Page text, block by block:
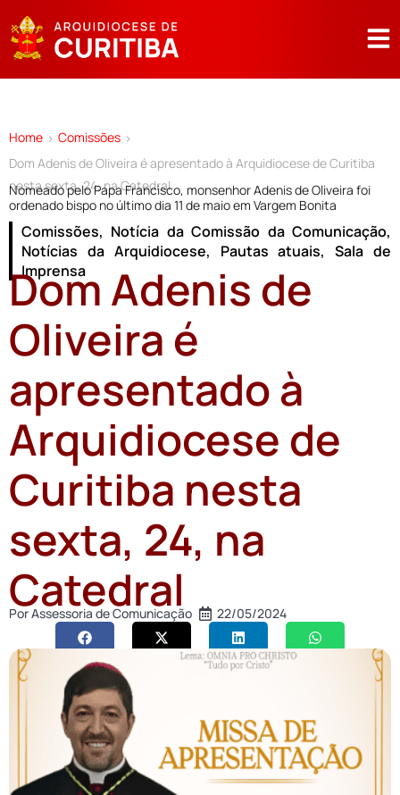
Home > Comissões >
Dom Adenis de Oliveira é apresentado à Arquidiocese de Curitiba
nesta sexta, 24, na Catedral
Nomeado pelo Papa Francisco, monsenhor Adenis de Oliveira foi
ordenado bispo no último dia 11 de maio em Vargem Bonita
Comissões, Notícia da Comissão da Comunicação,
Notícias da Arquidiocese, Pautas atuais,Sala de
Imprensa
Dom Adenis de
Oliveira é
apresentado à
Arquidiocese de
Curitiba nesta
sexta, 24, na
Catedral
PorAssessoria de Comunicação 22/05/2024